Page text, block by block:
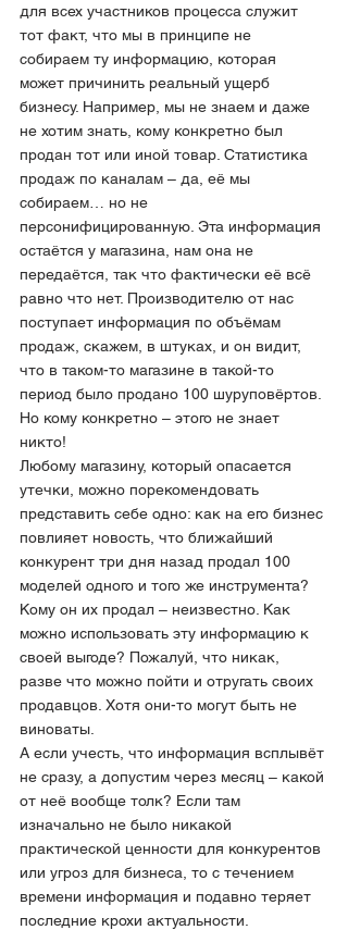
для всех участников процесса служит
тот факт, что мы в принципе не
собираем ту информацию, которая
может причинить реальный ущерб
бизнесу. Например, мы не знаем и даже
не хотим знать, кому конкретно был
продан тот или иной товар. Статистика
продаж по каналам – да, её мы
собираем… но не
персонифицированную. Эта информация
остаётся у магазина, нам она не
передаётся, так что фактически её всё
равно что нет. Производителю от нас
поступает информация по объёмам
продаж, скажем, в штуках, и он видит,
что в таком-то магазине в такой-то
период было продано 100 шуруповёртов.
Но кому конкретно – этого не знает
никто!
Любому магазину, который опасается
утечки, можно порекомендовать
представить себе одно: как на его бизнес
повлияет новость, что ближайший
конкурент три дня назад продал 100
моделей одного и того же инструмента?
Кому он их продал – неизвестно. Как
можно использовать эту информацию к
своей выгоде? Пожалуй, что никак,
разве что можно пойти и отругать своих
продавцов. Хотя они-то могут быть не
виноваты.
А если учесть, что информация всплывёт
не сразу, а допустим через месяц – какой
от неё вообще толк? Если там
изначально не было никакой
практической ценности для конкурентов
или угроз для бизнеса, то с течением
времени информация и подавно теряет
последние крохи актуальности.